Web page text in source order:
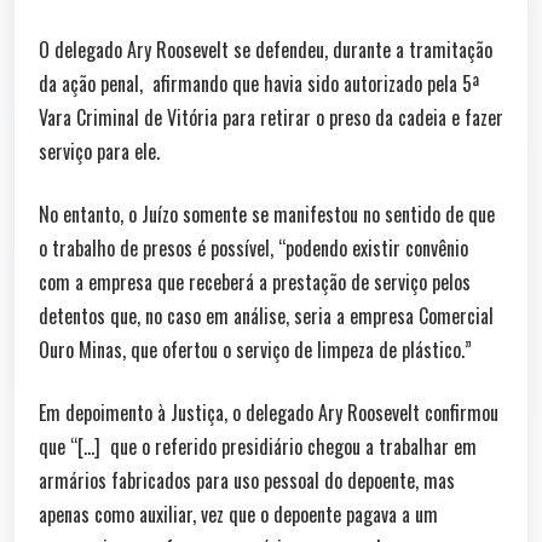
O delegado Ary Roosevelt se defendeu, durante a tramitação
da ação penal, afirmando que havia sido autorizado pela 5ª
Vara Criminal de Vitória para retirar o preso da cadeia e fazer
serviço para ele.
No entanto, o Juízo somente se manifestou no sentido de que
o trabalho de presos é possível, “podendo existir convênio
com a empresa que receberá a prestação de serviço pelos
detentos que, no caso em análise, seria a empresa Comercial
Ouro Minas, que ofertou o serviço de limpeza de plástico.”
Em depoimento à Justiça, o delegado Ary Roosevelt confirmou
que “[…] que o referido presidiário chegou a trabalhar em
armários fabricados para uso pessoal do depoente, mas
apenas como auxiliar, vez que o depoente pagava a um